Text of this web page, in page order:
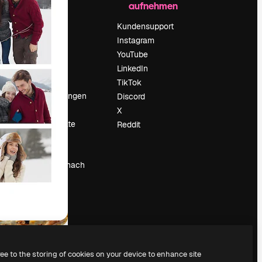
Preise
Über uns
Reviews
Karriere
Suchtrends
Blog
Veranstaltungen
Slidesgo
Deine Inhalte
verkaufen
Pressesaal
Suchst du nach
aufnehmen
Kundensupport
Instagram
YouTube
LinkedIn
TikTok
Discord
X
Reddit
to the storing of cookies on your device to enhance site